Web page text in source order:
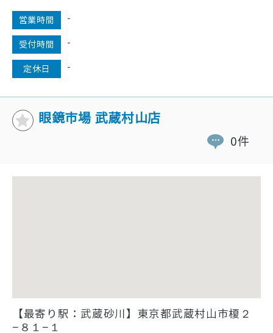
営業時間 -
受付時間 -
定休日 -
眼鏡市場 武蔵村山店
0件
【最寄り駅：武蔵砂川】東京都武蔵村山市榎２
−８１−１